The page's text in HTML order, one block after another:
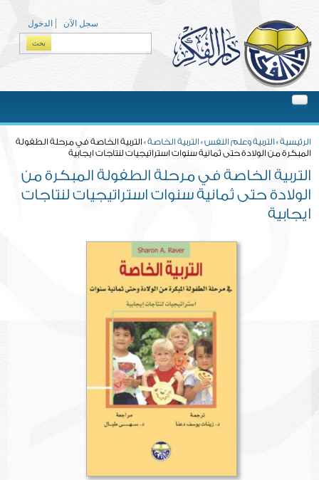
الدخول
سجل الآن
الرئيسية» التربية وعلم النفس» التربية الخاصة» التربية الخاصة في مرحلة الطفولة
المبكرة من الولادة حتى ثمانية سنوات استراتيجيات لنتاجات ايجابية
التربية الخاصة في مرحلة الطفولة المبكرة من
الولادة حتى ثمانية سنوات استراتيجيات لنتاجات
ايجابية